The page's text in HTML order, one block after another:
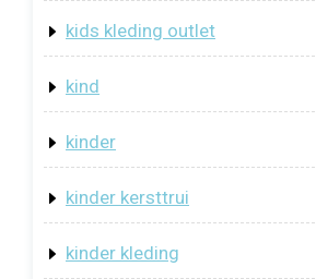
kids kleding outlet
kind
kinder
kinder kersttrui
kinder kleding